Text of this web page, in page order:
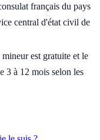
français du pays
central d'état civil de
est gratuite et le
3 à 12 mois selon les